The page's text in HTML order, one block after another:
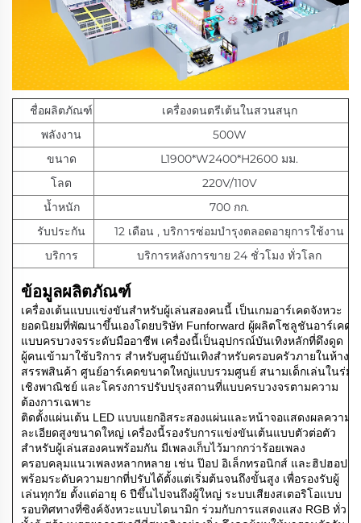
ชื่อผลิตภัณฑ์
เครื่องดนตรีเต้นในสวนสนุก
พลังงาน
500W
ขนาด
L1900*W2400*H2600 มม.
โลต
220V/110V
น้ำหนัก
700 กก.
รับประกัน
12 เดือน , บริการซ่อมบำรุงตลอดอายุการใช้งาน
บริการ
บริการหลังการขาย 24 ชั่วโมง ทั่วโลก
ข้อมูลผลิตภัณฑ์
เครื่องเต้นแบบแข่งขันสำหรับผู้เล่นสองคนนี้ เป็นเกมอาร์เคดจังหวะ
ยอดนิยมที่พัฒนาขึ้นเองโดยบริษัท Funforward ผู้ผลิตโซลูชันอาร์เคด
แบบครบวงจรระดับมืออาชีพ เครื่องนี้เป็นอุปกรณ์บันเทิงหลักที่ดึงดูด
ผู้คนเข้ามาใช้บริการ สำหรับศูนย์บันเทิงสำหรับครอบครัวภายในห้าง
สรรพสินค้า ศูนย์อาร์เคดขนาดใหญ่แบบรวมศูนย์ สนามเด็กเล่นในร่ม
เชิงพาณิชย์ และโครงการปรับปรุงสถานที่แบบครบวงจรตามความ
ต้องการเฉพาะ
ติดตั้งแผ่นเต้น LED แบบแยกอิสระสองแผ่นและหน้าจอแสดงผลความ
ละเอียดสูงขนาดใหญ่ เครื่องนี้รองรับการแข่งขันเต้นแบบตัวต่อตัว
สำหรับผู้เล่นสองคนพร้อมกัน มีเพลงเก็บไว้มากกว่าร้อยเพลง
ครอบคลุมแนวเพลงหลากหลาย เช่น ป๊อป อิเล็กทรอนิกส์ และฮิปฮอป
พร้อมระดับความยากที่ปรับได้ตั้งแต่เริ่มต้นจนถึงขั้นสูง เพื่อรองรับผู้
เล่นทุกวัย ตั้งแต่อายุ 6 ปีขึ้นไปจนถึงผู้ใหญ่ ระบบเสียงสเตอริโอแบบ
รอบทิศทางที่ซิงค์จังหวะแบบไดนามิก ร่วมกับการแสดงแสง RGB ทั่ว